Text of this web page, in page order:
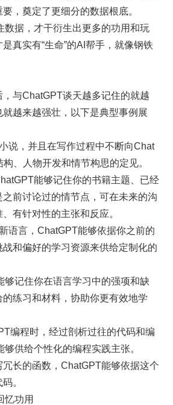
，奠定了更细分的数据根底。
数据，才干衍生出更多的功用和玩
真实有“生命”的AI帮手，就像钢铁
与ChatGPT谈天越多记住的就越
越来越强壮，以下是典型事例展
说，并且在写作过程中不断向Chat
、人物开发和情节构思的定见。
能够记住你的书籍主题、已经
前讨论过的情节点，可在未来的沟
有针对性的主张和反应。
语言，ChatGPT能够依据你之前的
和偏好的学习资源来供给定制化的
够记住你在语言学习中的强项和缺
练习和材料，协助你更有效地学
编程时，经过剖析过往的代码和编
供给个性化的编程实践主张。
长的函数，ChatGPT能够依据这个
。
忆功用